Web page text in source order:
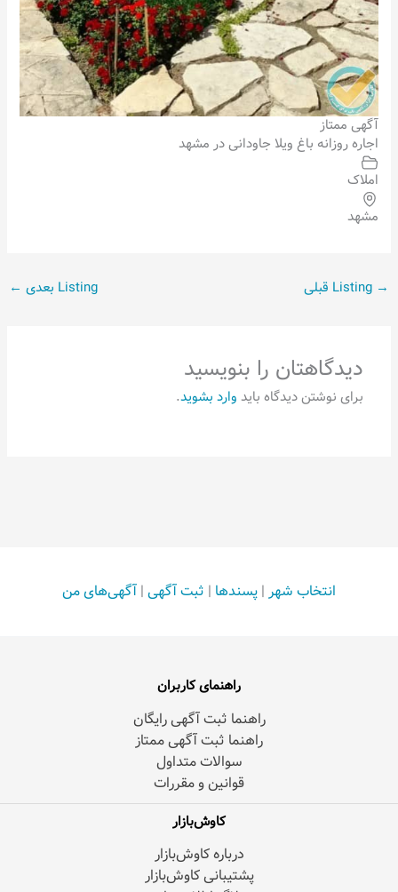
آگهی ممتاز
اجاره روزانه باغ ویلا جاودانی در مشهد
املاک
مشهد
→ Listing بعدی ←
دیدگاهتان را بنویسید
برای نوشتن دیدگاه باید وارد بشوید.
انتخاب شهر | پسندها | ثبت آگهی | آگهی‌های من
راهنمای کاربران
راهنما ثبت آگهی رایگان
راهنما ثبت آگهی ممتاز
سوالات متداول
قوانین و مقررات
کاوش‌بازار
درباره کاوش‌بازار
پشتیبانی کاوش‌بازار